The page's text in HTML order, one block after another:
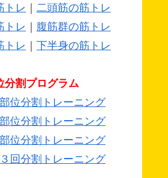
トレ ｜ 二頭筋の筋トレ
トレ ｜ 腹筋群の筋トレ
トレ ｜ 下半身の筋トレ
分割プログラム
位分割トレーニング
位分割トレーニング
位分割トレーニング
回分割トレーニング